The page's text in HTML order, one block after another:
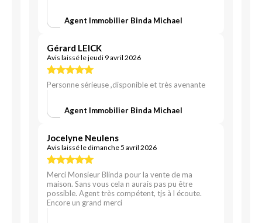
Agent Immobilier Binda Michael
Gérard LEICK
Avis laissé le jeudi 9 avril 2026
Personne sérieuse ,disponible et très avenante
Agent Immobilier Binda Michael
Jocelyne Neulens
Avis laissé le dimanche 5 avril 2026
Merci Monsieur Blinda pour la vente de ma
maison. Sans vous cela n aurais pas pu être
possible. Agent très compétent, tjs à l écoute.
Encore un grand merci